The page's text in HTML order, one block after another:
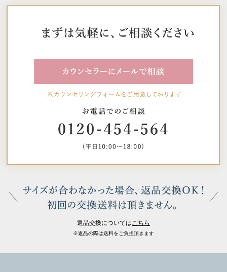
返品交換については こちら
※返品の際は送料をご負担頂きます